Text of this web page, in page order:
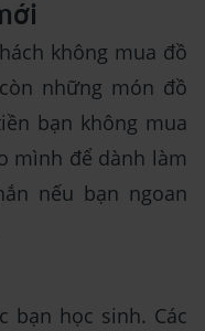
không mua đồ
những món đồ
bạn không mua
mình để dành làm
nếu bạn ngoan
bạn học sinh. Các